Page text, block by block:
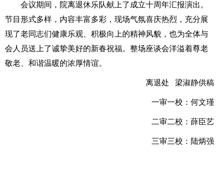
会议期间，院离退休乐队献上了成立十周年汇报演出。
节目形式多样，内容丰富多彩，现场气氛喜庆热烈，充分展
现了老同志们健康乐观、积极向上的精神风貌，也为全体与
会人员送上了诚挚美好的新春祝福。整场座谈会洋溢着尊老
敬老、和谐温暖的浓厚情谊。
离退处 梁淑静供稿
一审一校：何文瑾
二审二校：薛臣艺
三审三校：陆炳强